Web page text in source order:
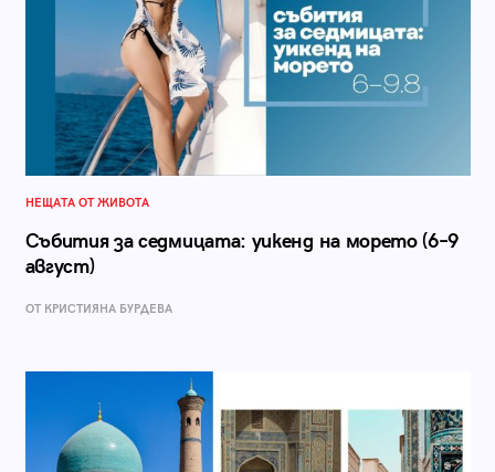
НЕЩАТА ОТ ЖИВОТА
Събития за седмицата: уикенд на морето (6–9
август)
ОТ КРИСТИЯНА БУРДЕВА